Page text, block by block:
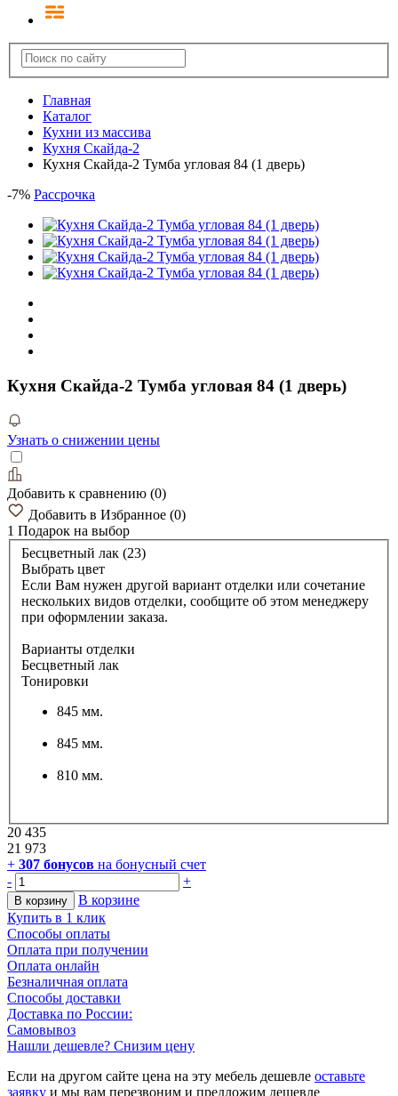
Главная
Каталог
Кухни из массива
Кухня Скайда-2
Кухня Скайда-2 Тумба угловая 84 (1 дверь)
-7% Рассрочка
Кухня Скайда-2 Тумба угловая 84 (1 дверь)
Узнать о снижении цены
Добавить к сравнению (0)
Добавить в Избранное (0)
1 Подарок на выбор
Бесцветный лак (23)
Выбрать цвет
Если Вам нужен другой вариант отделки или сочетание
нескольких видов отделки, сообщите об этом менеджеру
при оформлении заказа.
Варианты отделки
Бесцветный лак
Тонировки
845 мм.
845 мм.
810 мм.
20 435
21 973
+ 307 бонусов на бонусный счет
-
+
В корзину
В корзине
Купить в 1 клик
Способы оплаты
Оплата при получении
Оплата онлайн
Безналичная оплата
Способы доставки
Доставка по России:
Самовывоз
Нашли дешевле? Снизим цену
Если на другом сайте цена на эту мебель дешевле оставьте
заявку и мы вам перезвоним и предложим дешевле